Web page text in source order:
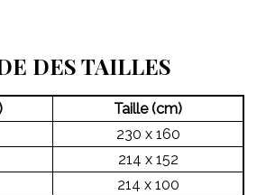
DES TAILLES
Taille (cm)
230 x 160
214 x 152
214 x 100